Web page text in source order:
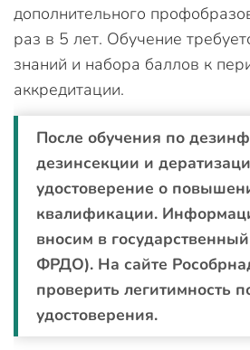
дополнительного
раз в 5 лет. Обучение
знаний и набора баллов к
аккредитации.
После обучения по
дезинсекции и
удостоверение о
квалификации.
вносим в
ФРДО). На сайте
проверить легитимность
удостоверения.